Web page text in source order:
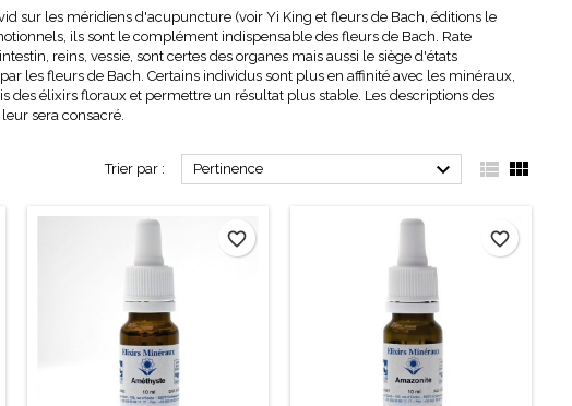
sur les méridiens d'acupuncture (voir Yi King et fleurs de Bach, éditions le
ils sont le complément indispensable des fleurs de Bach. Rate
reins, vessie, sont certes des organes mais aussi le siège d'états
les fleurs de Bach. Certains individus sont plus en affinité avec les minéraux,
élixirs floraux et permettre un résultat plus stable. Les descriptions des
sera consacré.
Trier par : Pertinence   
favorite_border favorite_border